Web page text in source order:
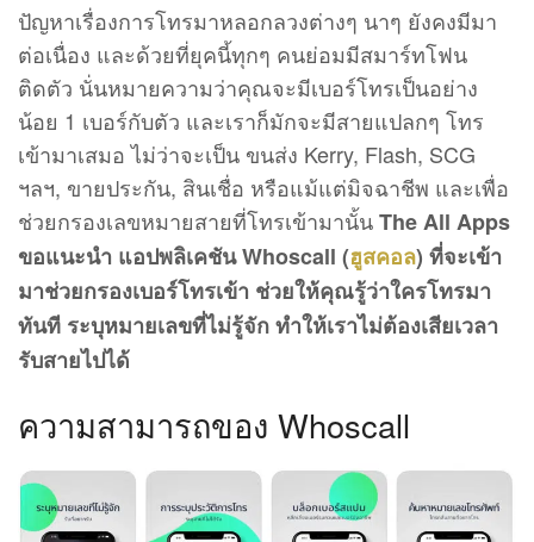
ปัญหาเรื่องการโทรมาหลอกลวงต่างๆ นาๆ ยังคงมีมา
ต่อเนื่อง และด้วยที่ยุคนี้ทุกๆ คนย่อมมีสมาร์ทโฟน
ติดตัว นั่นหมายความว่าคุณจะมีเบอร์โทรเป็นอย่าง
น้อย 1 เบอร์กับตัว และเราก็มักจะมีสายแปลกๆ โทร
เข้ามาเสมอ ไม่ว่าจะเป็น ขนส่ง Kerry, Flash, SCG
ฯลฯ, ขายประกัน, สินเชื่อ หรือแม้แต่มิจฉาชีพ และเพื่อ
ช่วยกรองเลขหมายสายที่โทรเข้ามานั้นThe All Apps
ขอแนะนำ แอปพลิเคชัน Whoscall (ฮูสคอล) ที่จะเข้า
มาช่วยกรองเบอร์โทรเข้า ช่วยให้คุณรู้ว่าใครโทรมา
ทันที ระบุหมายเลขที่ไม่รู้จัก ทำให้เราไม่ต้องเสียเวลา
รับสายไปได้
ความสามารถของ Whoscall